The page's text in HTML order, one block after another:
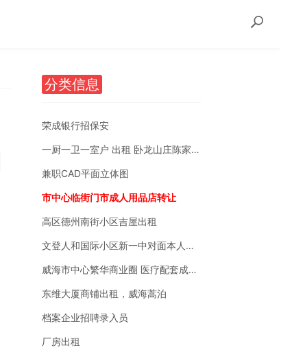
分类信息
荣成银行招保安
一厨一卫一室户 出租 卧龙山庄陈家后沟附近
兼职CAD平面立体图
市中心临街门市成人用品店转让
高区德州南街小区吉屋出租
文登人和国际小区新一中对面本人自有房销售
威海市中心繁华商业圈 医疗配套成熟 南北通透
东维大厦商铺出租，威海蒿泊
档案企业招聘录入员
厂房出租